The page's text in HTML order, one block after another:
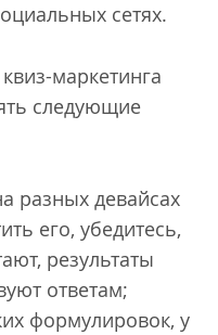
сетях.
маркетинга
следующие
разных девайсах
его, убедитесь,
результаты
ответам;
формулировок, у